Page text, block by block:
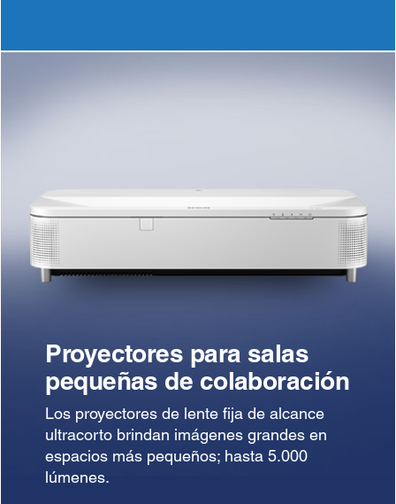
Proyectores para salas
pequeñas de colaboración
Los proyectores de lente fija de alcance
ultracorto brindan imágenes grandes en
espacios más pequeños; hasta 5.000
lúmenes.